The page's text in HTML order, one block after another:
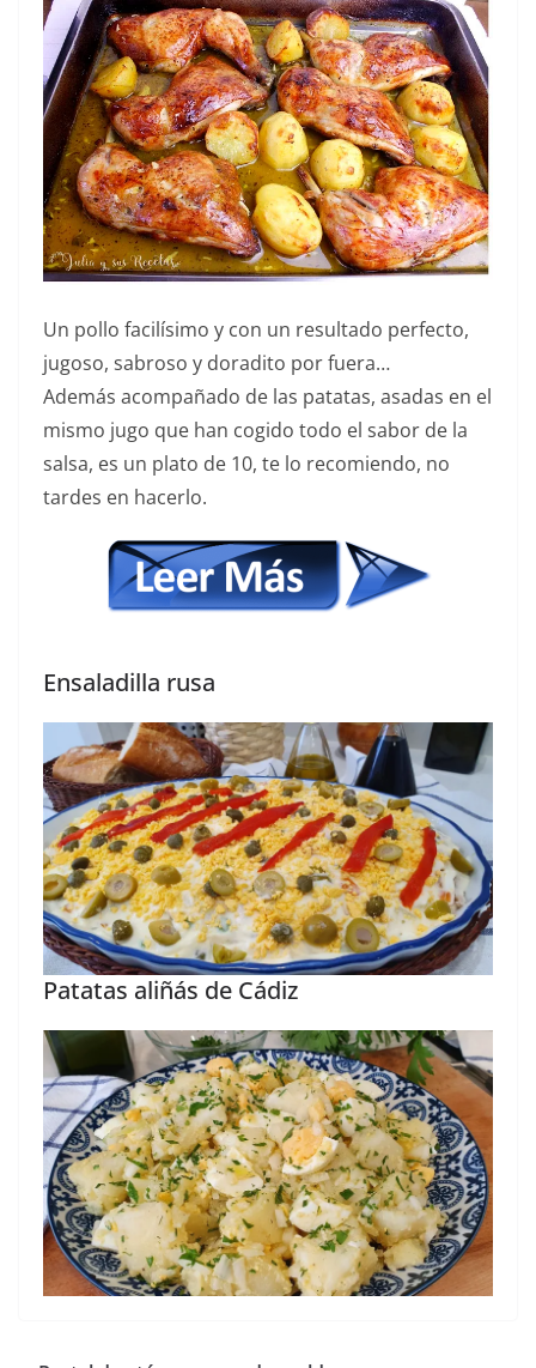
Un pollo facilísimo y con un resultado perfecto,
jugoso, sabroso y doradito por fuera…
Además acompañado de las patatas, asadas en el
mismo jugo que han cogido todo el sabor de la
salsa, es un plato de 10, te lo recomiendo, no
tardes en hacerlo.
Ensaladilla rusa
Patatas aliñás de Cádiz